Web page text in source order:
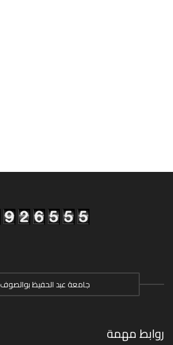
جامعة عبد الحفيظ بوالصوف
روابط مهمة